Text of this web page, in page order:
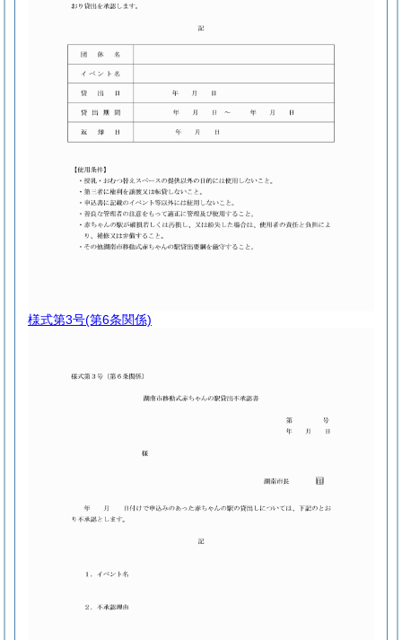
様式第3号(第6条関係)